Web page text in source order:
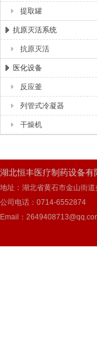
提取罐
抗原灭活系统
抗原灭活
医化设备
反应釜
列管式冷凝器
干燥机
湖北恒丰医疗制药设备有
地址：湖北省黄石市金山街
公司电话：0714-6552874
Email：